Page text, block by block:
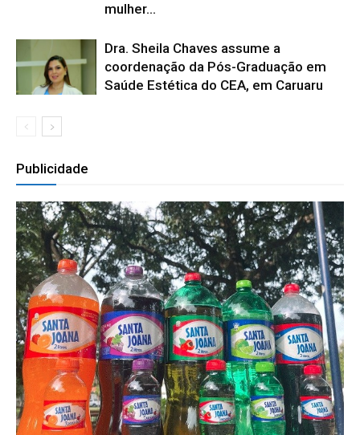
mulher...
Dra. Sheila Chaves assume a
coordenação da Pós-Graduação em
Saúde Estética do CEA, em Caruaru
Publicidade